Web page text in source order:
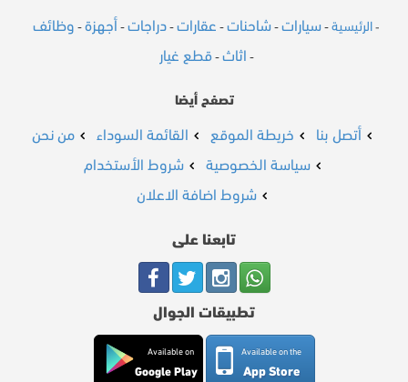
- الرئيسية - سيارات - شاحنات - عقارات - دراجات - أجهزة - وظائف
- اثاث -قطع غيار
تصفح أيضا
أتصل بنا خريطة الموقع القائمة السوداء
من نحن
سياسة الخصوصية
شروط الأستخدام
شروط اضافة الاعلان
تابعنا على
تطبيقات الجوال
Available on the
App Store
Available on
Google Play